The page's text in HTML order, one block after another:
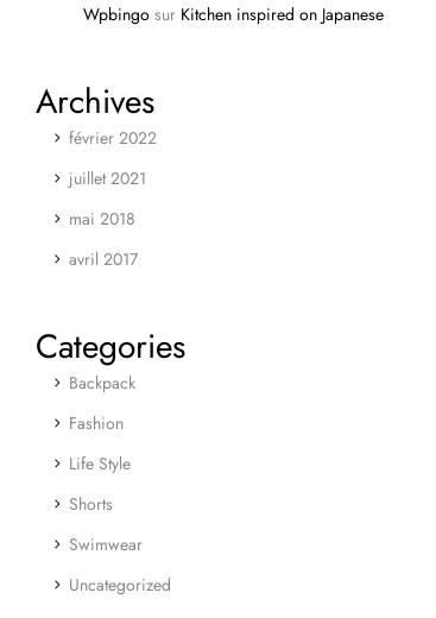
Wpbingo sur Kitchen inspired on Japanese
Archives
février 2022
juillet 2021
mai 2018
avril 2017
Categories
Backpack
Fashion
Life Style
Shorts
Swimwear
Uncategorized